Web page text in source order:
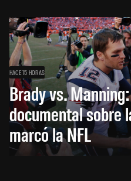
HACE 15 HORAS
Brady vs.
documental sobre
marcó la NFL